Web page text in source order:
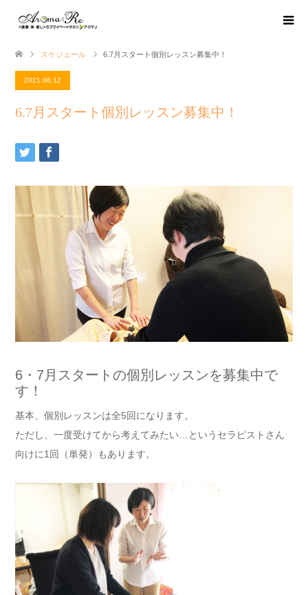
スケジュール 6.7月スタート個別レッスン募集中！
2021.06.12
6.7月スタート個別レッスン募集中！
6・7月スタートの個別レッスンを募集中で
す！
基本、個別レッスンは全5回になります。
ただし、一度受けてから考えてみたい…というセラピストさん
向けに1回（単発）もあります。